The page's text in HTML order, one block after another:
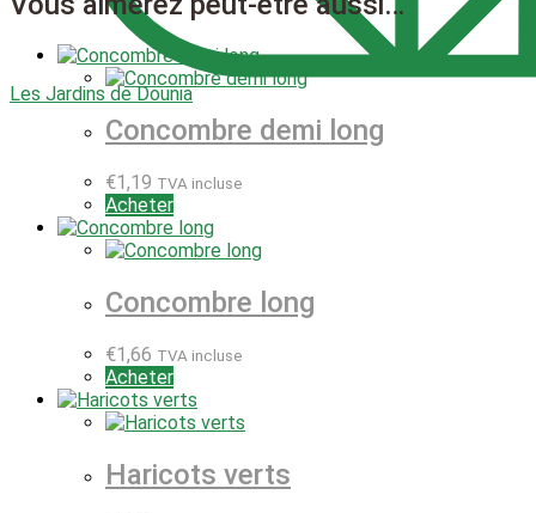
Les Jardins de Dounia
Concombre demi long
€1,19 TVA incluse
Acheter
Concombre long
€1,66 TVA incluse
Acheter
Haricots verts